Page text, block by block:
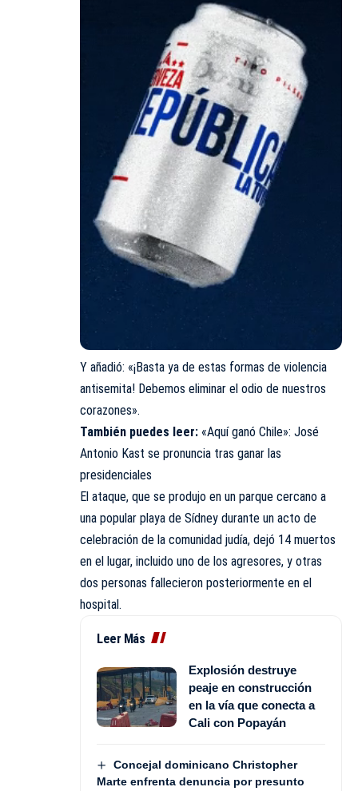
Y añadió: «¡Basta ya de estas formas de violencia
antisemita! Debemos eliminar el odio de nuestros
corazones».
También puedes leer: «Aquí ganó Chile»: José
Antonio Kast se pronuncia tras ganar las
presidenciales
El ataque, que se produjo en un parque cercano a
una popular playa de Sídney durante un acto de
celebración de la comunidad judía, dejó 14 muertos
en el lugar, incluido uno de los agresores, y otras
dos personas fallecieron posteriormente en el
hospital.
Leer Más
Explosión destruye
peaje en construcción
en la vía que conecta a
Cali con Popayán
Concejal dominicano Christopher
Marte enfrenta denuncia por presunto